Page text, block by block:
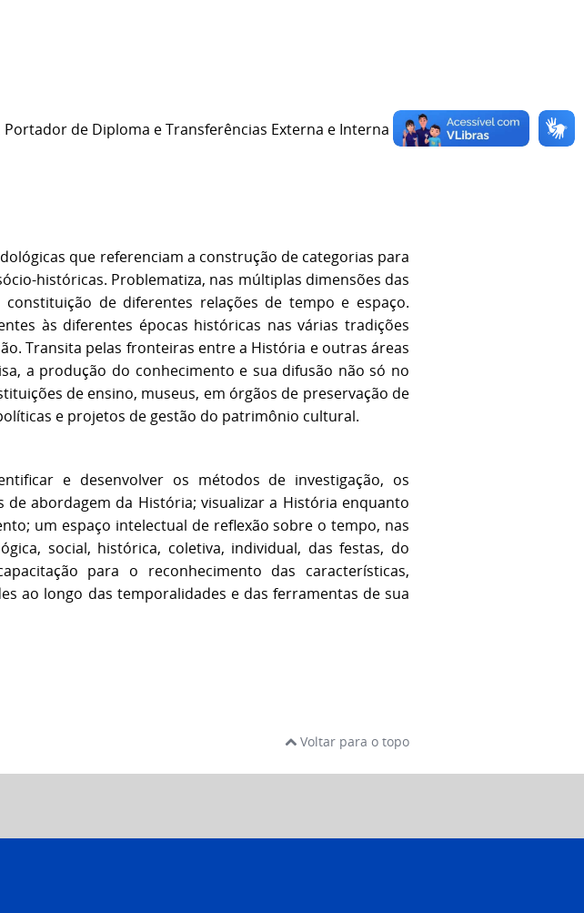
Portador de Diploma e Transferências Externa e Interna
que referenciam a construção de categorias para
históricas. Problematiza, nas múltiplas dimensões das
de diferentes relações de tempo e espaço.
às diferentes épocas históricas nas várias tradições
Transita pelas fronteiras entre a História e outras áreas
a produção do conhecimento e sua difusão não só no
de ensino, museus, em órgãos de preservação de
e projetos de gestão do patrimônio cultural.
e desenvolver os métodos de investigação, os
de abordagem da História; visualizar a História enquanto
um espaço intelectual de reflexão sobre o tempo, nas
social, histórica, coletiva, individual, das festas, do
para o reconhecimento das características,
ao longo das temporalidades e das ferramentas de sua
Voltar para o topo